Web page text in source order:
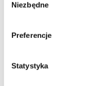
Niezbędne
Preferencje
Statystyka
239,00ZŁ